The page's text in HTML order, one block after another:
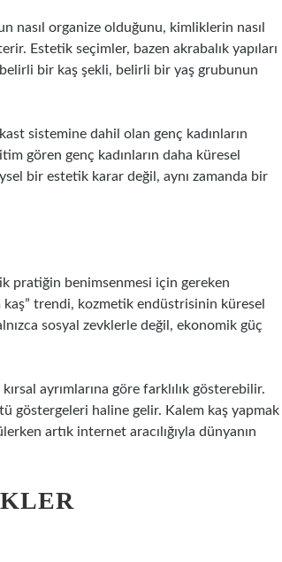
nasıl organize olduğunu, kimliklerin nasıl
Estetik seçimler, bazen akrabalık yapıları
bir kaş şekli, belirli bir yaş grubunun
sistemine dahil olan genç kadınların
gören genç kadınların daha küresel
bir estetik karar değil, aynı zamanda bir
pratiğin benimsenmesi için gereken
trendi, kozmetik endüstrisinin küresel
sosyal zevklerle değil, ekonomik güç
ayrımlarına göre farklılık gösterebilir.
göstergeleri haline gelir. Kalem kaş yapmak
artık internet aracılığıyla dünyanın